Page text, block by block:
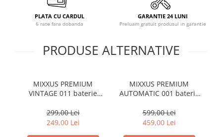
PLATA CU CARDUL
6 rate fara dobanda
GARANTIE 24 LUNI
Preluam gratuit produsul in garantie
PRODUSE ALTERNATIVE
MIXXUS PREMIUM
VINTAGE 011 baterie
299,00 Lei
249,00 Lei
MIXXUS PREMIUM
AUTOMATIC 001 baterie
599,00 Lei
459,00 Lei